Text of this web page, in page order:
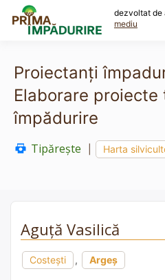
content
dezvoltat de
mediu
Proiectanți
Elaborare proiecte
împădurire
Tipărește Harta
Aguță Vasilică
Costești , Argeș